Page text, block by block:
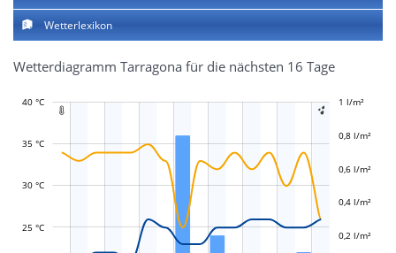
Wetterlexikon
Wetterdiagramm Tarragona für die nächsten 16 Tage
 
40 °C
30 °C
35 °C
25 °C
-0,2 l/m²
-0,1 l/m²
0,1 l/m²
0,2 l/m²
0,3 l/m²
0,4 l/m²
0,5 l/m²
0,6 l/m²
1,2 l/m²
0,8 l/m²
1 l/m²
-0,4 l/m²